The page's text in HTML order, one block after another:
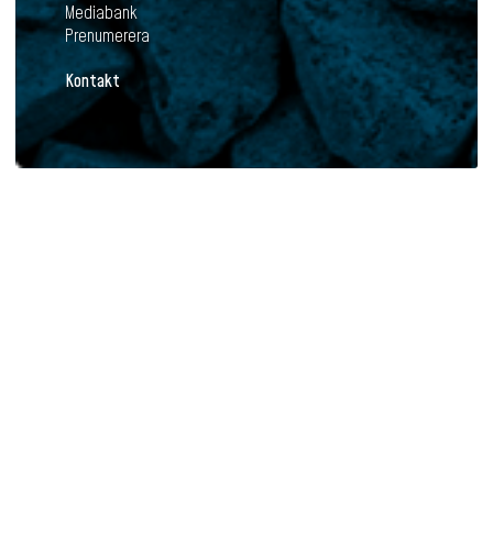
Mediabank
Prenumerera
Kontakt